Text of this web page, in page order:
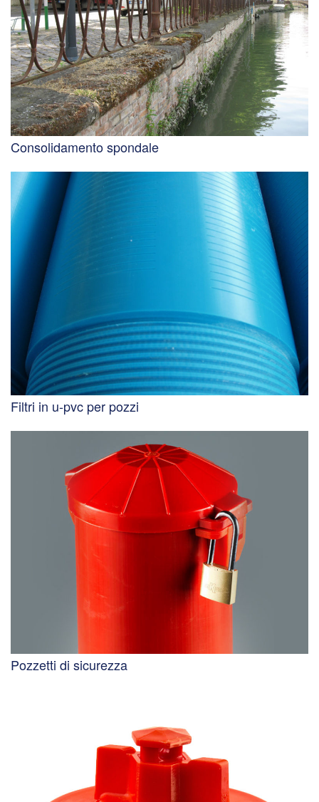
Consolidamento spondale
Filtri in u-pvc per pozzi
Pozzetti di sicurezza